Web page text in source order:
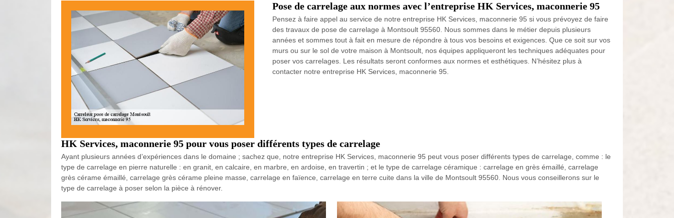
Pose de carrelage aux normes avec l’entreprise HK Services, maconnerie 95
Pensez à faire appel au service de notre entreprise HK Services, maconnerie 95 si vous prévoyez de faire
des travaux de pose de carrelage à Montsoult 95560. Nous sommes dans le métier depuis plusieurs
années et sommes tout à fait en mesure de répondre à tous vos besoins et exigences. Que ce soit sur vos
murs ou sur le sol de votre maison à Montsoult, nos équipes appliqueront les techniques adéquates pour
poser vos carrelages. Les résultats seront conformes aux normes et esthétiques. N’hésitez plus à
contacter notre entreprise HK Services, maconnerie 95.
HK Services, maconnerie 95 pour vous poser différents types de carrelage
Ayant plusieurs années d’expériences dans le domaine ; sachez que, notre entreprise HK Services, maconnerie 95 peut vous poser différents types de carrelage, comme : le
type de carrelage en pierre naturelle : en granit, en calcaire, en marbre, en ardoise, en travertin ; et le type de carrelage céramique : carrelage en grès émaillé, carrelage
grès cérame émaillé, carrelage grès cérame pleine masse, carrelage en faïence, carrelage en terre cuite dans la ville de Montsoult 95560. Nous vous conseillerons sur le
type de carrelage à poser selon la pièce à rénover.